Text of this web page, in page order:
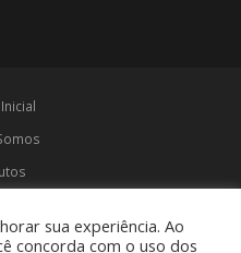
sua experiência. Ao
concorda com o uso dos